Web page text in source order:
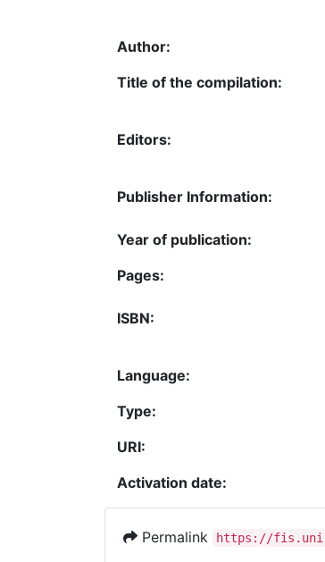
Author:
Title of the compilation:
Editors:
Publisher Information:
Year of publication:
Pages:
ISBN:
Language:
Type:
URI:
Activation date:
Permalink https://fis.uni-